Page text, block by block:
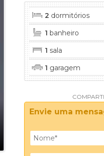
2 dormitórios
1 banheiro
1 sala
1 garagem
Envie uma